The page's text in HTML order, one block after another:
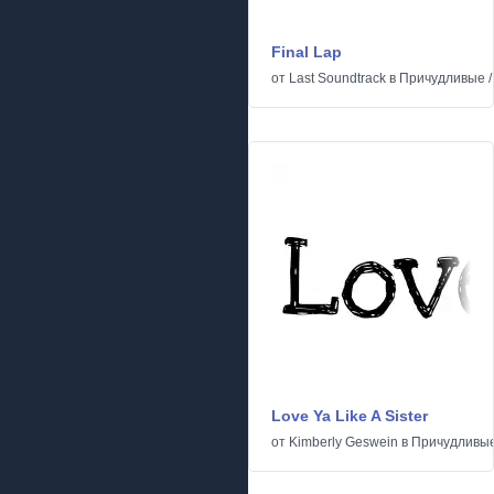
Final Lap
от Last Soundtrack в Причудливые /
Love Ya Like A Sister
от Kimberly Geswein в